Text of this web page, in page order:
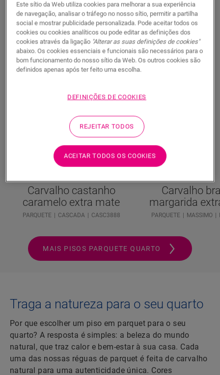
Descubra todos os nossos pisos
parquete quarto
Carvalho castanho
caramelo extra mate
PARQUETE CASCADA CASC3888
Carvalho
margarida
PARQUETE MASSIMO
MAIS PISOS PARQUETE QUARTO
Traga a natureza para o seu quarto
Por que escolher um piso em parquet para o seu
quarto? A resposta é simples: a beleza do mundo
natural, que traz calor e bem-estar à sua casa. Cada
uma das nossas réguas de parquet é feita de carvalho
natural para uma autenticidade única. Cores
Este sítio da Web utiliza cookies para melhorar a sua experiência
de navegação, analisar o tráfego no nosso sítio, permitir a partilha
social e mostrar publicidade personalizada. Pode aceitar todos os
cookies ou cookies analíticos ou pode editar as definições dos
cookies através da ligação "Alterar as suas definições de cookies"
abaixo. Os cookies essenciais e funcionais são necessários para o
bom funcionamento do nosso sítio da Web. Os outros cookies são
definidos apenas após ter feito uma escolha.
DEFINIÇÕES DE COOKIES
REJEITAR TODOS
ACEITAR TODOS OS COOKIES